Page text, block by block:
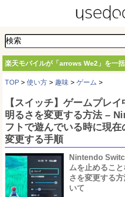
楽天モバイルが「arrows We2」を一
TOP > 使い方 > 趣味 > ゲーム >
【スイッチ】ゲームプレ
明るさを変更する方法 –
フトで遊んでいる時に現
変更する手順
Nintendo
ムを止めるこ
さを変更する
いて